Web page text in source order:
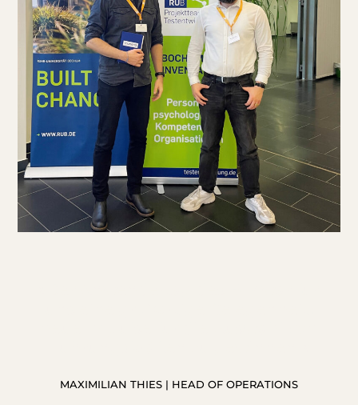
MAXIMILIAN THIES | HEAD OF OPERATIONS